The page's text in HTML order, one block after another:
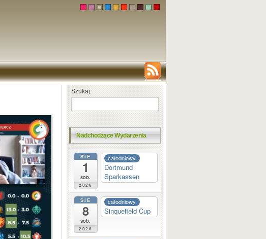
Szukaj:
Nadchodzące Wydarzenia
SIE
1
sob.
2026
całodniowy
Dortmund
Sparkassen
SIE
8
sob.
2026
całodniowy
Sinquefield Cup